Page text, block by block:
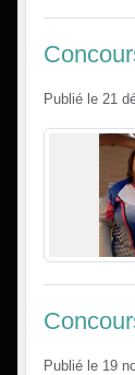
Publié le 21
Publié le 19